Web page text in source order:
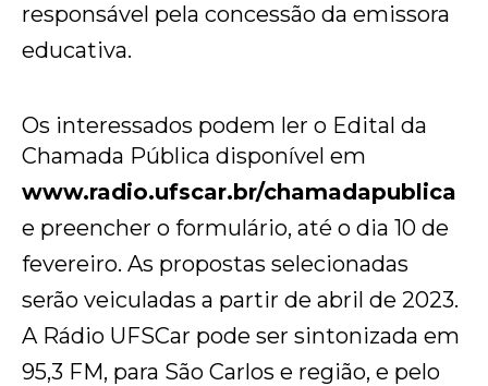
responsável pela concessão da emissora
educativa.
Os interessados podem ler o Edital da
Chamada Pública disponível em
www.radio.ufscar.br/chamadapublica
e preencher o formulário, até o dia 10 de
fevereiro. As propostas selecionadas
serão veiculadas a partir de abril de 2023.
A Rádio UFSCar pode ser sintonizada em
95,3 FM, para São Carlos e região, e pelo